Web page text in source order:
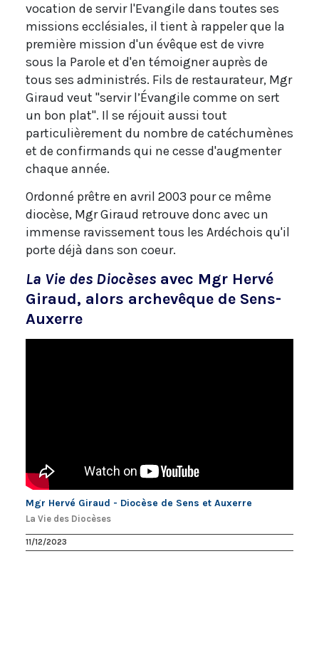
vocation de servir l'Evangile dans toutes ses
missions ecclésiales, il tient à rappeler que la
première mission d'un évêque est de vivre
sous la Parole et d'en témoigner auprès de
tous ses administrés. Fils de restaurateur, Mgr
Giraud veut "servir l’Évangile comme on sert
un bon plat". Il se réjouit aussi tout
particulièrement du nombre de catéchumènes
et de confirmands qui ne cesse d'augmenter
chaque année.
Ordonné prêtre en avril 2003 pour ce même
diocèse, Mgr Giraud retrouve donc avec un
immense ravissement tous les Ardéchois qu'il
porte déjà dans son coeur.
La Vie des Diocèses avec Mgr Hervé
Giraud, alors archevêque de Sens-
Auxerre
Mgr Hervé Giraud - Diocèse de Sens et Auxerre
La Vie des Diocèses
11/12/2023